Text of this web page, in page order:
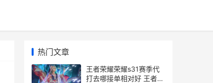
热门文章
王者荣耀荣耀s31赛季代
打去哪接单相对好 王者荣